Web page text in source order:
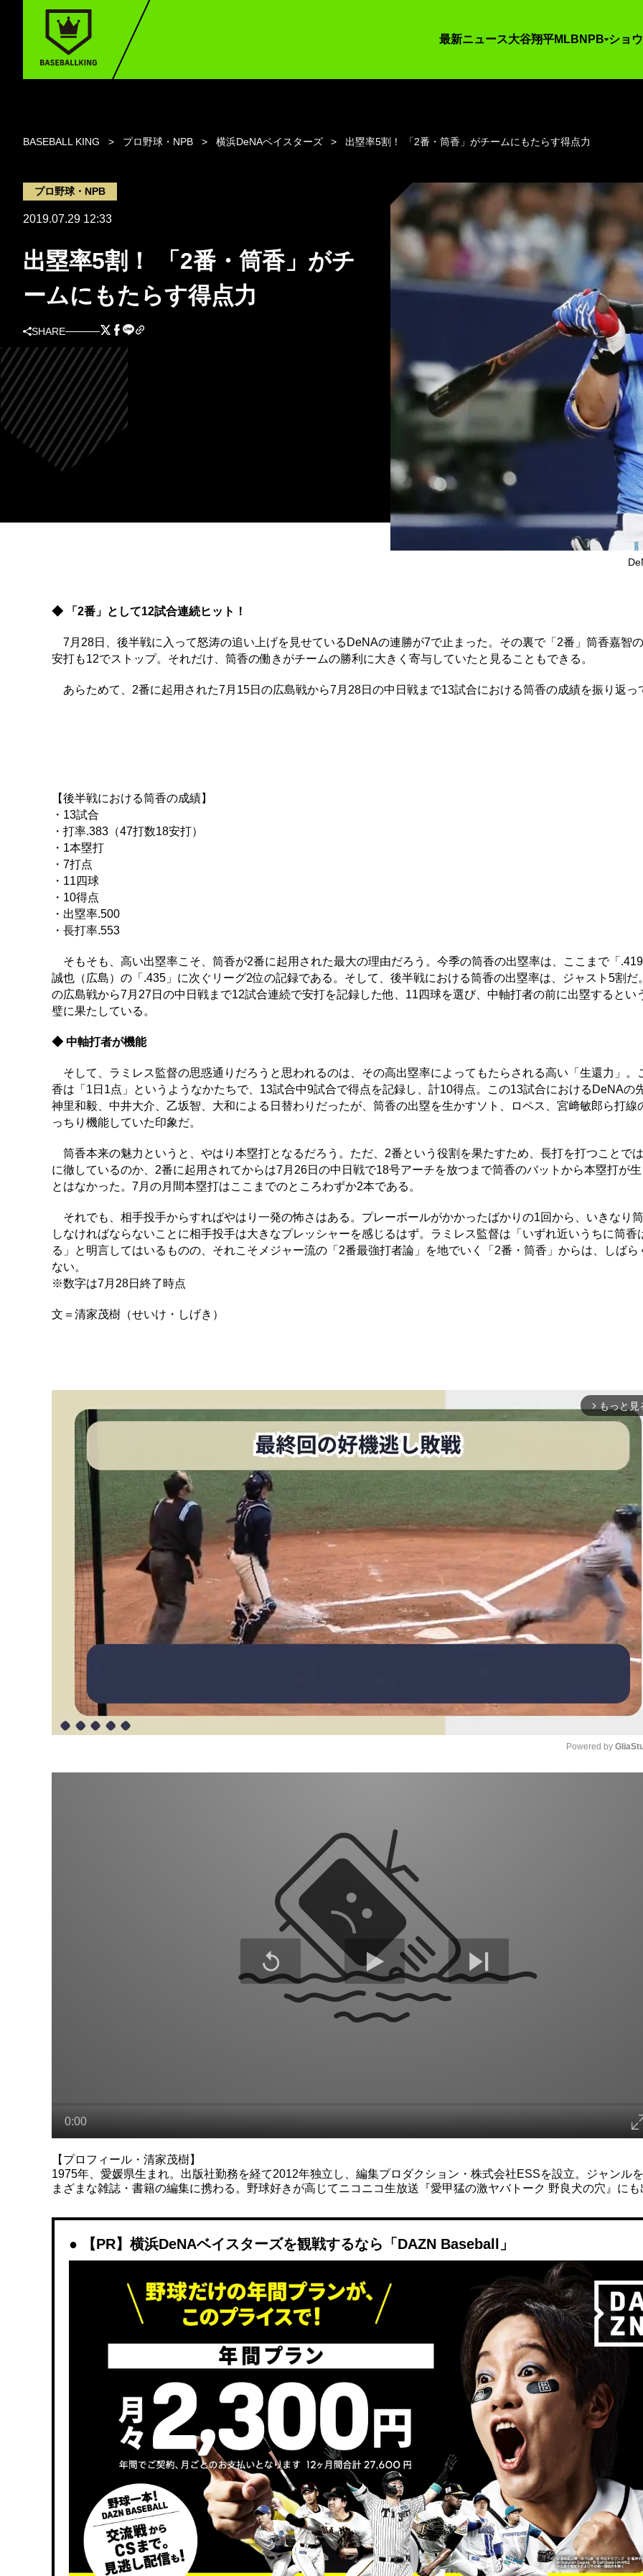
最新ニュース大谷翔平MLB NPB ショ
BASEBALL KING プロ野球・NPB 横浜DeNAベイスターズ 出塁率5割！ 「2番・筒香」がチームにもたらす得点力
プロ野球・NPB
2019.07.29 12:33
出塁率5割！ 「2番・筒香」がチ
ームにもたらす得点力
SHARE
◆ 「2番」として12試合連続ヒット！
7月28日、後半戦に入って怒涛の追い上げを見せているDeNAの連勝が7で止まった。その裏で「2番」筒香嘉智
安打も12でストップ。それだけ、筒香の働きがチームの勝利に大きく寄与していたと見ることもできる。
あらためて、2番に起用された7月15日の広島戦から7月28日の中日戦まで13試合における筒香の成績を振り返っ
【後半戦における筒香の成績】
・13試合
・打率.383（47打数18安打）
・1本塁打
・7打点
・11四球
・10得点
・出塁率.500
・長打率.553
そもそも、高い出塁率こそ、筒香が2番に起用された最大の理由だろう。今季の筒香の出塁率は、ここまで「
誠也（広島）の「.435」に次ぐリーグ2位の記録である。そして、後半戦における筒香の出塁率は、ジャスト5割だ
の広島戦から7月27日の中日戦まで12試合連続で安打を記録した他、11四球を選び、中軸打者の前に出塁するとい
璧に果たしている。
◆ 中軸打者が機能
そして、ラミレス監督の思惑通りだろうと思われるのは、その高出塁率によってもたらされる高い「生還力」。
香は「1日1点」というようなかたちで、13試合中9試合で得点を記録し、計10得点。この13試合におけるDeNAの
神里和毅、中井大介、乙坂智、大和による日替わりだったが、筒香の出塁を生かすソト、ロペス、宮﨑敏郎ら打線
っちり機能していた印象だ。
筒香本来の魅力というと、やはり本塁打となるだろう。ただ、2番という役割を果たすため、長打を打つことで
に徹しているのか、2番に起用されてからは7月26日の中日戦で18号アーチを放つまで筒香のバットから本塁打が
とはなかった。7月の月間本塁打はここまでのところわずか2本である。
それでも、相手投手からすればやはり一発の怖さはある。プレーボールがかかったばかりの1回から、いきなり
しなければならないことに相手投手は大きなプレッシャーを感じるはず。ラミレス監督は「いずれ近いうちに筒香
る」と明言してはいるものの、それこそメジャー流の「2番最強打者論」を地でいく「2番・筒香」からは、しばら
ない。
※数字は7月28日終了時点
文＝清家茂樹（せいけ・しげき）
arrow_forward_ios もっと見
Powered by
【プロフィール・清家茂樹】
1975年、愛媛県生まれ。出版社勤務を経て2012年独立し、編集プロダクション・株式会社ESSを設立。ジャンル
まざまな雑誌・書籍の編集に携わる。野球好きが高じてニコニコ生放送『愛甲猛の激ヤバトーク 野良犬の穴』に
【PR】横浜DeNAベイスターズを観戦するなら「DAZN Baseball」